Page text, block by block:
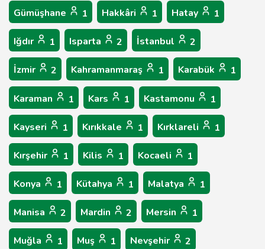
Gümüşhane 1 Hakkâri 1 Hatay 1
Iğdır 1 Isparta 2 İstanbul 2
İzmir 2 Kahramanmaraş 1 Karabük 1
Karaman 1 Kars 1 Kastamonu 1
Kayseri 1 Kırıkkale 1 Kırklareli 1
Kırşehir 1 Kilis 1 Kocaeli 1
Konya 1 Kütahya 1 Malatya 1
Manisa 2 Mardin 2 Mersin 1
Muğla 1 Muş 1 Nevşehir 2